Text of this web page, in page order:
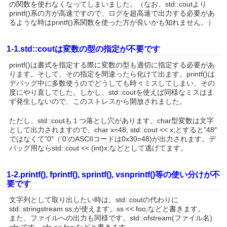
の関数を使わなくなってしまいました。（なお、std::coutより
printf()系の方が高速ですので、ログを超高速で出力する必要があ
るような時はprintf()系関数を使った方が良いかも知れません。）
1-1.std::coutは変数の型の指定が不要です
printf()は書式を指定する際に変数の型も適切に指定する必要があ
ります。そして、その指定を間違ったら化けて出ます。printf()は
デバッグ中に多数使うのでどうしても時々ミスしてしまい、その
度にやり直しでした。しかし、std::coutを使えば同様なミスはま
ず発生しないので、このストレスから開放されました。
ただし、std::coutも１つ落とし穴があります。char型変数は文字
として出力されますので、char x=48; std::cout << x;とすると”48″
ではなくて”0″（’0’のASCIIコードは0x30=48)が出力されます。デ
バッグ用ならstd::cout << (int)x;などとして逃げてます。
1-2.printf(), fprintf(), sprintf(), vsnprintf()等の使い分けが不
要です
文字列として取り出したい時は、std::coutの代わりに
std::stringstream ss;が使えます。ss << foo;などと書きます。
また、ファイルへの出力も同様です。std::ofstream(ファイル名)